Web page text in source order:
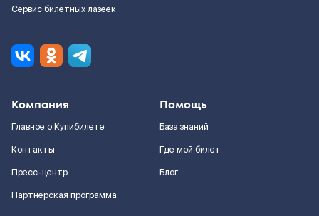
Сервис билетных лазеек
Компания
Главное о Купибилете
Контакты
Пресс-центр
Партнерская программа
Помощь
База знаний
Где мой билет
Блог